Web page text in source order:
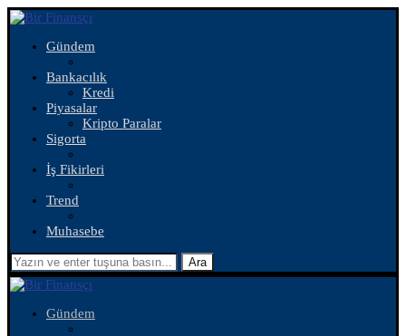
Gündem
Bankacılık
Kredi
Piyasalar
Kripto Paralar
Sigorta
İş Fikirleri
Trend
Muhasebe
Ara
Gündem